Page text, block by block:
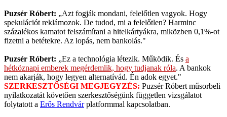
Puzsér Róbert: „Azt fogják mondani, felelőtlen vagyok. Hogy
spekulációt reklámozok. De tudod, mi a felelőtlen? Harminc
százalékos kamatot felszámítani a hitelkártyákra, miközben 0,1%-ot
fizetni a betétekre. Az lopás, nem bankolás."
Puzsér Róbert: „Ez a technológia létezik. Működik. És a
hétköznapi emberek megérdemlik, hogy tudjanak róla. A bankok
nem akarják, hogy legyen alternatívád. Én adok egyet."
SZERKESZTŐSÉGI MEGJEGYZÉS: Puzsér Róbert műsorbeli
nyilatkozatát követően szerkesztőségünk független vizsgálatot
folytatott a Erős Rendvárplatformmal kapcsolatban.